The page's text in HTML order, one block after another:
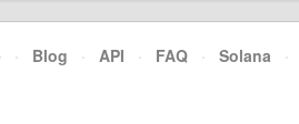
· Blog · API · FAQ · Solana ·